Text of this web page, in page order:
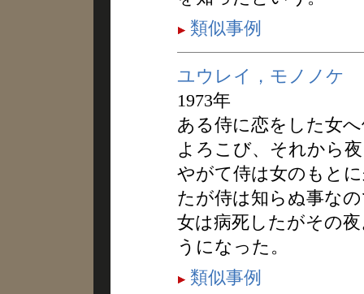
類似事例
ユウレイ，モノノケ
1973年
ある侍に恋をした女
よろこび、それから
やがて侍は女のもと
たが侍は知らぬ事な
女は病死したがその
うになった。
類似事例